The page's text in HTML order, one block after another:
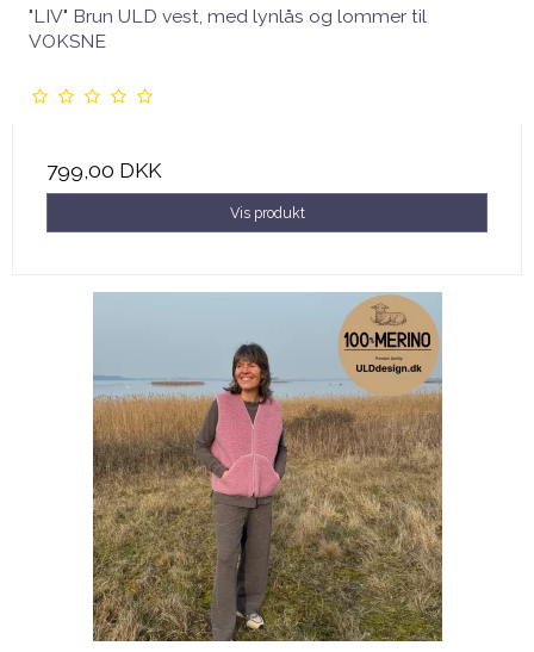
"LIV" Brun ULD vest, med lynlås og lommer til
VOKSNE
799,00 DKK
Vis produkt